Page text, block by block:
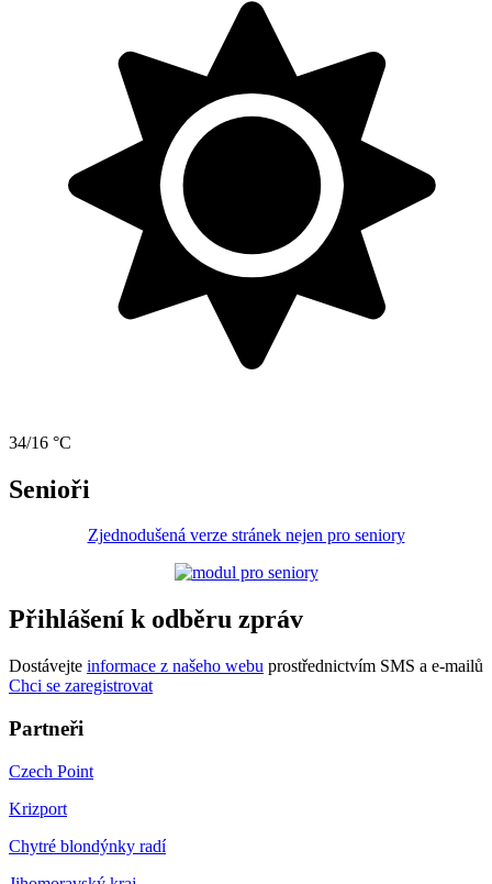
34/16 °C
Senioři
Zjednodušená verze stránek nejen pro seniory
Přihlášení k odběru zpráv
Dostávejte informace z našeho webu prostřednictvím SMS a e-mailů
Chci se zaregistrovat
Partneři
Czech Point
Krizport
Chytré blondýnky radí